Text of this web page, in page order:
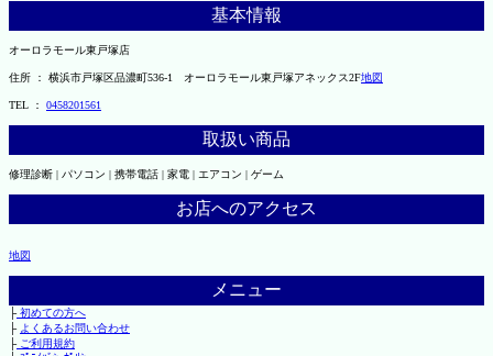
基本情報
オーロラモール東戸塚店
住所 ： 横浜市戸塚区品濃町536-1 オーロラモール東戸塚アネックス2F地図
TEL ： 0458201561
取扱い商品
修理診断 | パソコン | 携帯電話 | 家電 | エアコン | ゲーム
お店へのアクセス
地図
メニュー
├初めての方へ
├ よくあるお問い合わせ
├ご利用規約